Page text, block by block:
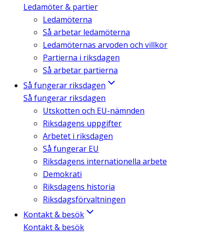
Ledamöter & partier
Ledamöterna
Så arbetar ledamöterna
Ledamöternas arvoden och villkor
Partierna i riksdagen
Så arbetar partierna
Så fungerar riksdagen
Så fungerar riksdagen
Utskotten och EU-nämnden
Riksdagens uppgifter
Arbetet i riksdagen
Så fungerar EU
Riksdagens internationella arbete
Demokrati
Riksdagens historia
Riksdagsförvaltningen
Kontakt & besök
Kontakt & besök